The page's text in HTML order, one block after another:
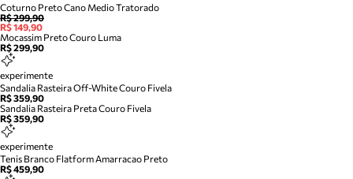
Coturno Preto Cano Medio Tratorado
R$ 299,90
R$ 149,90
Mocassim Preto Couro Luma
R$ 299,90
experimente
Sandalia Rasteira Off-White Couro Fivela
R$ 359,90
Sandalia Rasteira Preta Couro Fivela
R$ 359,90
experimente
Tenis Branco Flatform Amarracao Preto
R$ 459,90